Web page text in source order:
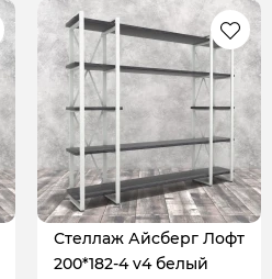
Стеллаж Айсберг Лофт
200*182-4 v4 белый